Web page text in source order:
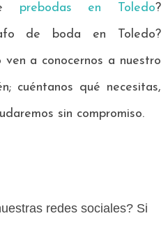
prebodas en Toledo?
de boda en Toledo?
a conocernos a nuestro
cuéntanos qué necesitas,
sin compromiso.
redes sociales? Si